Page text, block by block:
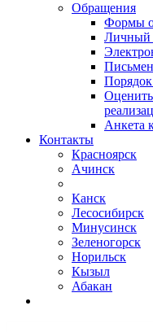
Обращения
Формы
Личный
Оценить
Анкета
Контакты
Красноярск
Ачинск
Канск
Лесосибирск
Минусинск
Зеленогорск
Норильск
Кызыл
Абакан